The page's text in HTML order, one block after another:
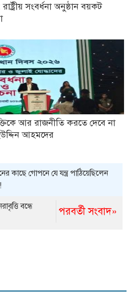
সংবর্ধনা অনুষ্ঠান বয়কট
আর রাজনীতি করতে দেবে না
আহমদের
কাছে গোপনে যে যন্ত্র পাঠিয়েছিলেন
পরবর্তী সংবাদ»
বন্ধে